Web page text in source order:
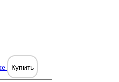
Купить